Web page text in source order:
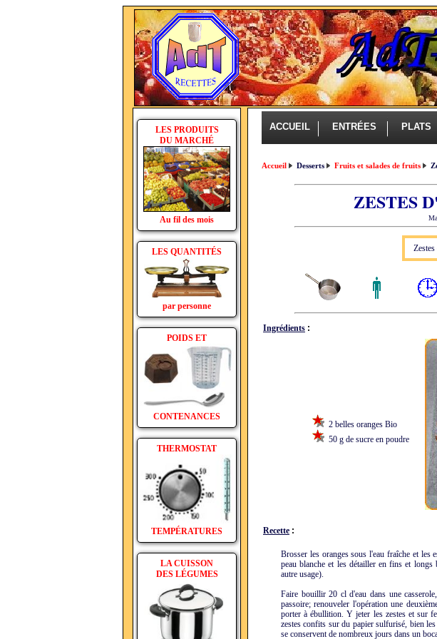
LES PRODUITS
DU MARCHÉ
Au fil des mois
LES QUANTITÉS
par personne
POIDS ET
CONTENANCES
THERMOSTAT
TEMPÉRATURES
LA CUISSON
DES LÉGUMES
ACCUEIL ENTRÉES PLATS
Accueil Desserts Fruits et salades de fruits
ZESTES
Ingrédients :
2 belles oranges Bio
50 g de sucre en poudre
Recette :
Brosser les oranges sous l'eau fraîche et les
peau blanche et les détailler en fins et
autre usage).
Faire bouillir 20 cl d'eau dans une
passoire; renouveler l'opération une
porter à ébullition. Y jeter les zestes et sur
zestes confits sur du papier sulfurisé, bien
se conservent de nombreux jours dans un